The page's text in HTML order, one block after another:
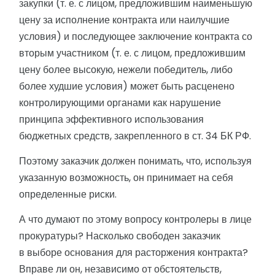
закупки (т. е. с лицом, предложившим наименьшую
цену за исполнение контракта или наилучшие
условия) и последующее заключение контракта со
вторым участником (т. е. с лицом, предложившим
цену более высокую, нежели победитель, либо
более худшие условия) может быть расценено
контролирующими органами как нарушение
принципа эффективного использования
бюджетных средств, закрепленного в ст. 34 БК РФ.
Поэтому заказчик должен понимать, что, используя
указанную возможность, он принимает на себя
определенные риски.
А что думают по этому вопросу контролеры в лице
прокуратуры? Насколько свободен заказчик
в выборе основания для расторжения контракта?
Вправе ли он, независимо от обстоятельств,